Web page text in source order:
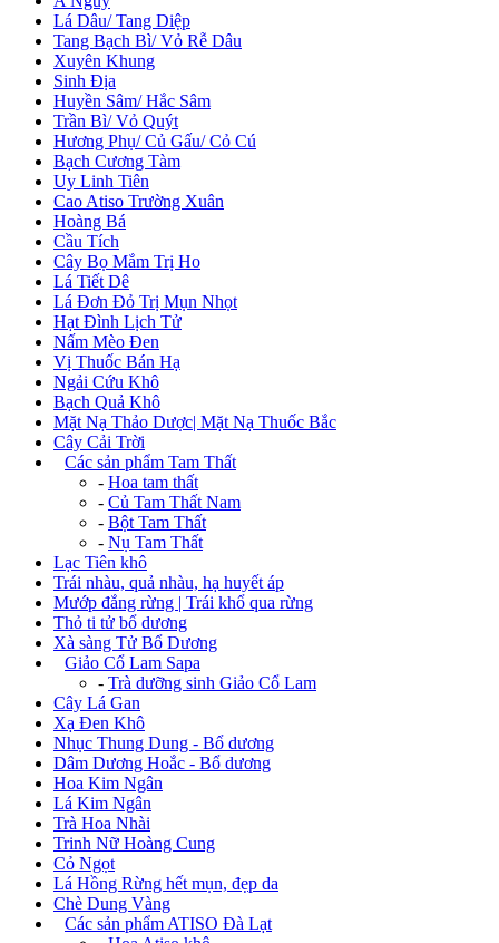
Lá Dâu/ Tang Diệp
Tang Bạch Bì/ Vỏ Rễ Dâu
Xuyên Khung
Sinh Địa
Huyền Sâm/ Hắc Sâm
Trần Bì/ Vỏ Quýt
Hương Phụ/ Củ Gấu/ Cỏ Cú
Bạch Cương Tàm
Uy Linh Tiên
Cao Atiso Trường Xuân
Hoàng Bá
Cầu Tích
Cây Bọ Mắm Trị Ho
Lá Tiết Dê
Lá Đơn Đỏ Trị Mụn Nhọt
Hạt Đình Lịch Tử
Nấm Mèo Đen
Vị Thuốc Bán Hạ
Ngải Cứu Khô
Bạch Quả Khô
Mặt Nạ Thảo Dược| Mặt Nạ Thuốc Bắc
Cây Cải Trời
Các sản phẩm Tam Thất
- Hoa tam thất
- Củ Tam Thất Nam
- Bột Tam Thất
- Nụ Tam Thất
Lạc Tiên khô
Trái nhàu, quả nhàu, hạ huyết áp
Mướp đắng rừng | Trái khổ qua rừng
Thỏ ti tử bổ dương
Xà sàng Tử Bổ Dương
Giảo Cổ Lam Sapa
- Trà dưỡng sinh Giảo Cổ Lam
Cây Lá Gan
Xạ Đen Khô
Nhục Thung Dung - Bổ dương
Dâm Dương Hoắc - Bổ dương
Hoa Kim Ngân
Lá Kim Ngân
Trà Hoa Nhài
Trinh Nữ Hoàng Cung
Cỏ Ngọt
Lá Hồng Rừng hết mụn, đẹp da
Chè Dung Vàng
Các sản phẩm ATISO Đà Lạt